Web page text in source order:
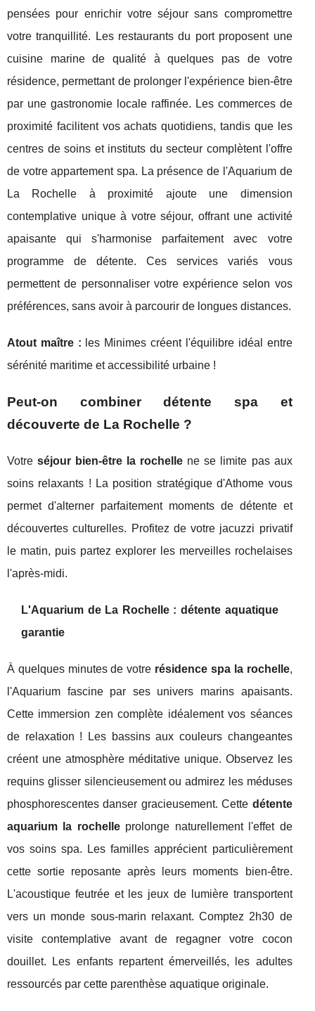
pensées pour enrichir votre séjour sans compromettre
votre tranquillité. Les restaurants du port proposent une
cuisine marine de qualité à quelques pas de votre
résidence, permettant de prolonger l'expérience bien-être
par une gastronomie locale raffinée. Les commerces de
proximité facilitent vos achats quotidiens, tandis que les
centres de soins et instituts du secteur complètent l'offre
de votre appartement spa. La présence de l'Aquarium de
La Rochelle à proximité ajoute une dimension
contemplative unique à votre séjour, offrant une activité
apaisante qui s'harmonise parfaitement avec votre
programme de détente. Ces services variés vous
permettent de personnaliser votre expérience selon vos
préférences, sans avoir à parcourir de longues distances.
Atout maître : les Minimes créent l'équilibre idéal entre
sérénité maritime et accessibilité urbaine !
Peut-on combiner détente spa et
découverte de La Rochelle ?
Votreséjour bien-être la rochelle ne se limite pas aux
soins relaxants ! La position stratégique d'Athome vous
permet d'alterner parfaitement moments de détente et
découvertes culturelles. Profitez de votre jacuzzi privatif
le matin, puis partez explorer les merveilles rochelaises
l'après-midi.
L'Aquarium de La Rochelle : détente aquatique
garantie
À quelques minutes de votre résidence spa la rochelle,
l'Aquarium fascine par ses univers marins apaisants.
Cette immersion zen complète idéalement vos séances
de relaxation ! Les bassins aux couleurs changeantes
créent une atmosphère méditative unique. Observez les
requins glisser silencieusement ou admirez les méduses
phosphorescentes danser gracieusement. Cette détente
aquarium la rochelleprolonge naturellement l'effet de
vos soins spa. Les familles apprécient particulièrement
cette sortie reposante après leurs moments bien-être.
L'acoustique feutrée et les jeux de lumière transportent
vers un monde sous-marin relaxant. Comptez 2h30 de
visite contemplative avant de regagner votre cocon
douillet. Les enfants repartent émerveillés, les adultes
ressourcés par cette parenthèse aquatique originale.